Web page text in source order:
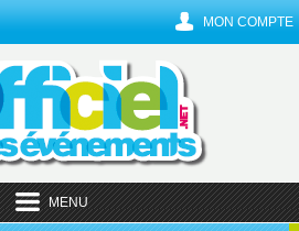
MON COMPTE
MENU